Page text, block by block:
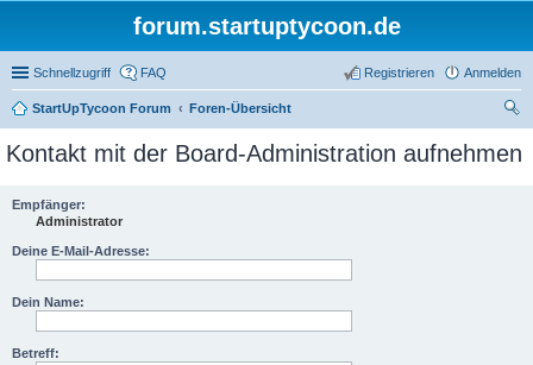
forum.startuptycoon.de
Schnellzugriff FAQ Anmelden
Registrieren
StartUpTycoon Forum
Foren-Übersicht
he
Kontakt mit der Board-Administration aufnehmen
Empfänger:
Administrator
Deine E-Mail-Adresse:
Dein Name:
Betreff: